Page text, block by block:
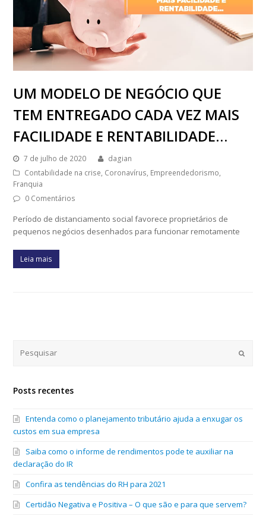
UM MODELO DE NEGÓCIO QUE
TEM ENTREGADO CADA VEZ MAIS
FACILIDADE E RENTABILIDADE…
7 de julho de 2020
dagian
Contabilidade na crise, Coronavírus, Empreendedorismo,
Franquia
0 Comentários
Período de distanciamento social favorece proprietários de
pequenos negócios desenhados para funcionar remotamente
Leia mais
Submit
Posts recentes
Entenda como o planejamento tributário ajuda a enxugar os
custos em sua empresa
Saiba como o informe de rendimentos pode te auxiliar na
declaração do IR
Confira as tendências do RH para 2021
Certidão Negativa e Positiva – O que são e para que servem?